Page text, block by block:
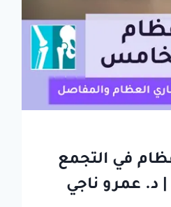
في التجمع